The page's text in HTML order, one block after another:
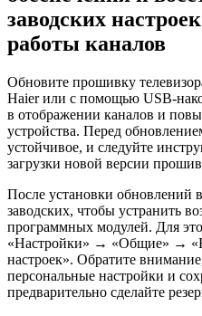
заводских
работы каналов
Обновите прошивку
Haier или с помощью USB-
в отображении каналов и
устройства. Перед
устойчивое, и следуйте
загрузки новой версии
После установки обновлений
заводских, чтобы устранить
программных модулей. Для
«Настройки» → «Общие» →
настроек». Обратите
персональные настройки и
предварительно сделайте